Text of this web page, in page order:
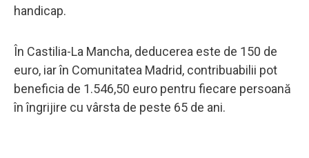
handicap.
În Castilia-La Mancha, deducerea este de 150 de
euro, iar în Comunitatea Madrid, contribuabilii pot
beneficia de 1.546,50 euro pentru fiecare persoană
în îngrijire cu vârsta de peste 65 de ani.